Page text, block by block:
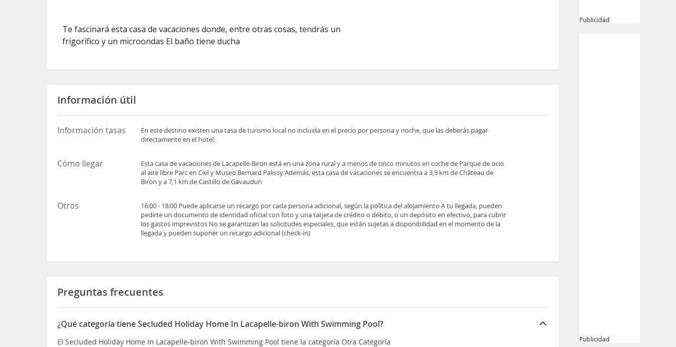
Te fascinará esta casa de vacaciones donde, entre otras cosas, tendrás un
frigorífico y un microondas El baño tiene ducha
Información útil
Información tasas
En este destino existen una tasa de turismo local no incluida en el precio por persona y noche, que las deberás pagar
directamente en el hotel.
Cómo llegar
Esta casa de vacaciones de Lacapelle-Biron está en una zona rural y a menos de cinco minutos en coche de Parque de ocio
al aire libre Parc en Ciel y Museo Bernard Palissy Además, esta casa de vacaciones se encuentra a 3,9 km de Château de
Biron y a 7,1 km de Castillo de Gavaudun
Otros
16:00 - 18:00 Puede aplicarse un recargo por cada persona adicional, según la política del alojamiento A tu llegada, pueden
pedirte un documento de identidad oficial con foto y una tarjeta de crédito o débito, o un depósito en efectivo, para cubrir
los gastos imprevistos No se garantizan las solicitudes especiales, que están sujetas a disponibilidad en el momento de la
llegada y pueden suponer un recargo adicional (check-in)
Preguntas frecuentes
¿Qué categoría tiene Secluded Holiday Home In Lacapelle-biron With Swimming Pool?
El Secluded Holiday Home In Lacapelle-biron With Swimming Pool tiene la categoría Otra Categoría
Publicidad
Publicidad